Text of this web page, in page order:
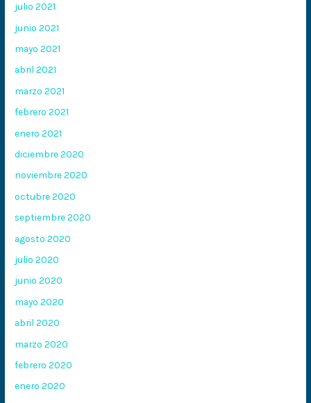
julio 2021
junio 2021
mayo 2021
abril 2021
marzo 2021
febrero 2021
enero 2021
diciembre 2020
noviembre 2020
octubre 2020
septiembre 2020
agosto 2020
julio 2020
junio 2020
mayo 2020
abril 2020
marzo 2020
febrero 2020
enero 2020